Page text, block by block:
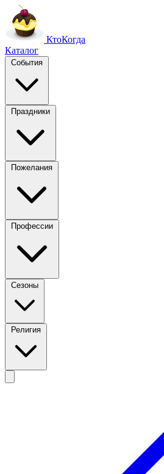
КтоКогда
Каталог
События
Праздники
Пожелания
Профессии
Сезоны
Религия